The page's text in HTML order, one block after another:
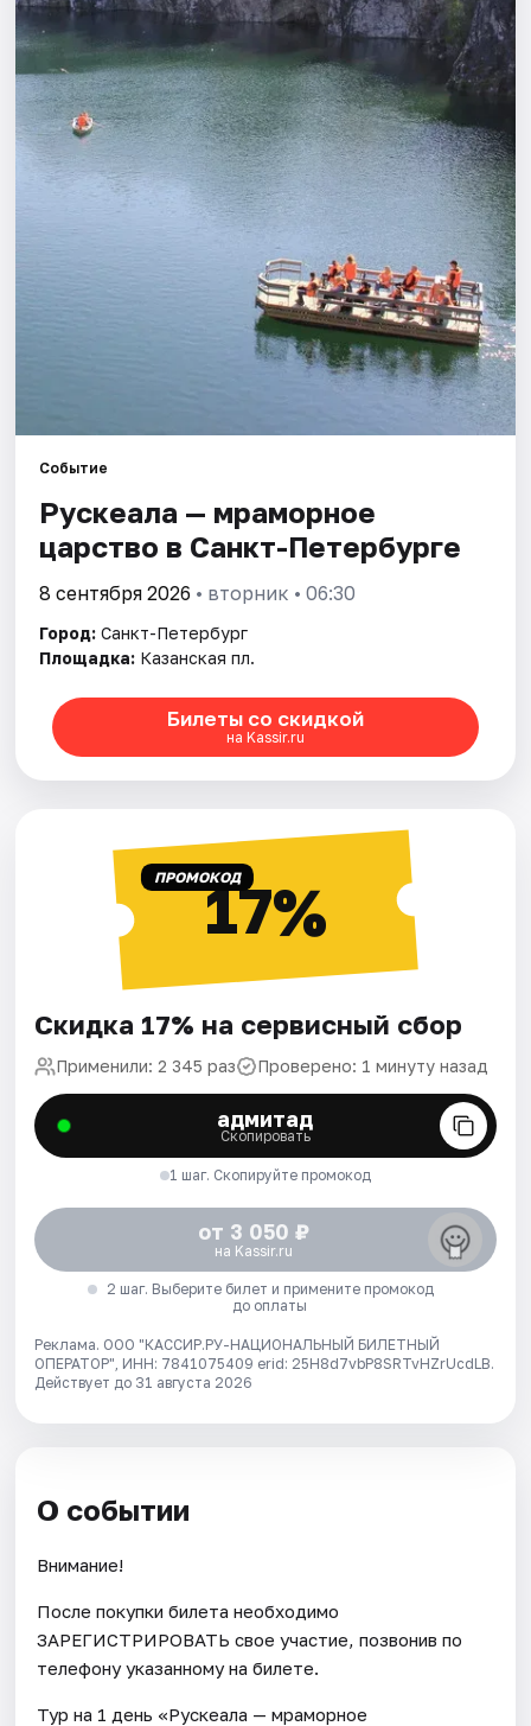
Площадки
Артисты
Рейтинги
Событие
Рускеала — мраморное
царство в Санкт-Петербурге
8 сентября 2026 • вторник • 06:30
Город: Санкт-Петербург
Площадка: Казанская пл.
Билеты со скидкой
на Kassir.ru
ПРОМОКОД17%
Скидка 17% на сервисный сбор
Применили: 2 345 раз Проверено: 1 минуту назад
адмитад
Скопировать
1 шаг. Скопируйте промокод
от 3 050 ₽
на Kassir.ru
2 шаг. Выберите билет и примените промокод
до оплаты
Реклама. ООО "КАССИР.РУ-НАЦИОНАЛЬНЫЙ БИЛЕТНЫЙ
ОПЕРАТОР", ИНН: 7841075409 erid: 25H8d7vbP8SRTvHZrUcdLB.
Действует до 31 августа 2026
О событии
Внимание!
После покупки билета необходимо
ЗАРЕГИСТРИРОВАТЬ свое участие, позвонив по
телефону указанному на билете.
Тур на 1 день «Рускеала — мраморное